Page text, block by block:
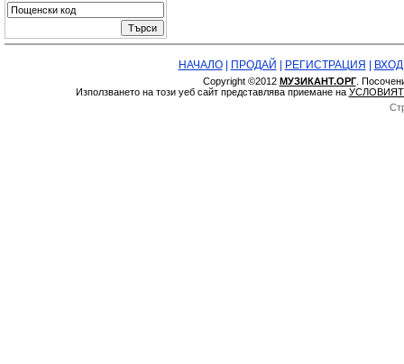
НАЧАЛО| ПРОДАЙ РЕГИСТРАЦИЯ ВХОД
Copyright ©2012 МУЗИКАНТ.ОРГ.
Използването на този уеб сайт представлява приемане на